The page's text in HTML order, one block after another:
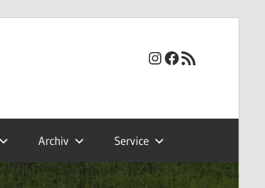
Instagram
Facebook
RSS-Feed
Archiv Service